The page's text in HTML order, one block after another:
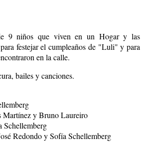
9 niños que viven en un Hogar y las
festejar el cumpleaños de "Luli" y para
en la calle.
bailes y canciones.
Martínez y Bruno Laureiro
Schellemberg
Redondo y Sofía Schellemberg